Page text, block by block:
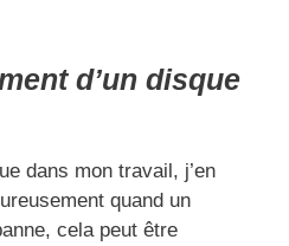
d’un disque
dans mon travail, j’en
quand un
cela peut être